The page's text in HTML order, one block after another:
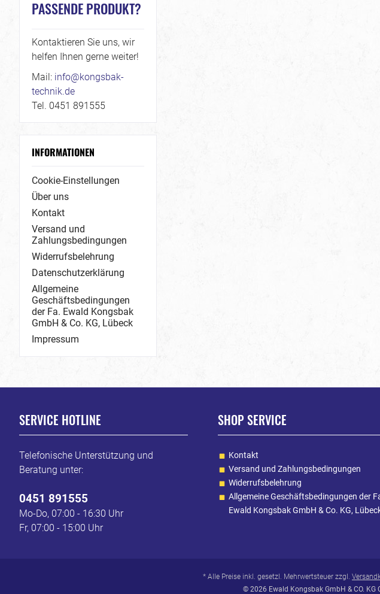
PASSENDE PRODUKT?
Kontaktieren Sie uns, wir
helfen Ihnen gerne weiter!
Mail: info@kongsbak-
technik.de
Tel. 0451 891555
INFORMATIONEN
Cookie-Einstellungen
Über uns
Kontakt
Versand und
Zahlungsbedingungen
Widerrufsbelehrung
Datenschutzerklärung
Allgemeine
Geschäftsbedingungen
der Fa. Ewald Kongsbak
GmbH & Co. KG, Lübeck
Impressum
SERVICE HOTLINE
Telefonische Unterstützung und
Beratung unter:
0451 891555
Mo-Do, 07:00 - 16:30 Uhr
Fr, 07:00 - 15:00 Uhr
SHOP SERVICE
Kontakt
Versand und Zahlungsbedingungen
Widerrufsbelehrung
Allgemeine Geschäftsbedingungen der
Ewald Kongsbak GmbH & Co. KG,
* Alle Preise inkl. gesetzl. Mehrwertsteuer zzgl.
© 2026 Ewald Kongsbak GmbH & CO. KG